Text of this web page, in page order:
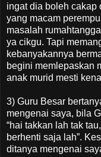
ingat dia boleh cakap
yang macam
masalah
ya cikgu. Tapi
kebanyakannya
begini memlepaskan
anak murid mesti
3) Guru Besar
mengenai saya, bila
“hai takkan lah tak
berhenti saja lah”.
ditanya mengenai